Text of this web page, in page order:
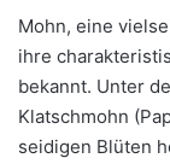
Mohn, eine
ihre
bekannt. Unter
Klatschmohn
seidigen Blüten